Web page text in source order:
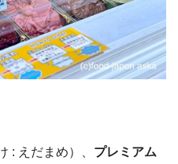
: えだまめ）、 プレミアム